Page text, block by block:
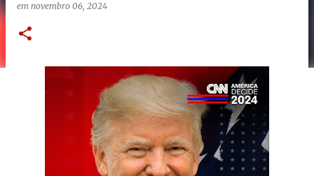
em novembro 06, 2024